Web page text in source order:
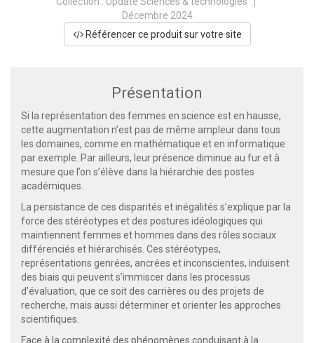
Décembre 2024
Référencer ce produit sur votre site
Présentation
Si la représentation des femmes en science est en hausse,
cette augmentation n’est pas de même ampleur dans tous
les domaines, comme en mathématique et en informatique
par exemple. Par ailleurs, leur présence diminue au fur et à
mesure que l’on s’élève dans la hiérarchie des postes
académiques.
La persistance de ces disparités et inégalités s’explique par la
force des stéréotypes et des postures idéologiques qui
maintiennent femmes et hommes dans des rôles sociaux
différenciés et hiérarchisés. Ces stéréotypes,
représentations genrées, ancrées et inconscientes, induisent
des biais qui peuvent s’immiscer dans les processus
d’évaluation, que ce soit des carrières ou des projets de
recherche, mais aussi déterminer et orienter les approches
scientifiques.
Face à la complexité des phénomènes conduisant à la